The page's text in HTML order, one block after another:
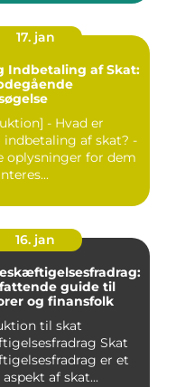
17. jan
Indbetaling af Skat:
- Hvad er
af skat? -
oplysninger for dem
16. jan
guide til
og finansfolk
til skat
Skat
er et
af skat...